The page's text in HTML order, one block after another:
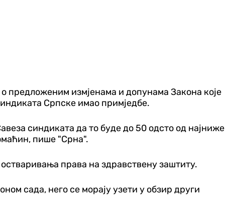
предложеним измјенама и допунама Закона које
Српске имао примједбе.
синдиката да то буде до 50 одсто од најниже
пише "Срна".
права на здравствену заштиту.
сада, него се морају узети у обзир други